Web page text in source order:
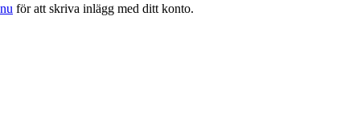
för att skriva inlägg med ditt konto.